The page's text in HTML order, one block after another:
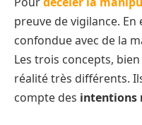
preuve de vigilance.
confondue avec de la
Les trois concepts,
réalité très différents.
compte des intentions